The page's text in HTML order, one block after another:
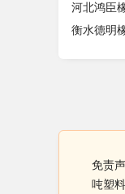
河北鸿臣
衡水德明
免责
吨塑